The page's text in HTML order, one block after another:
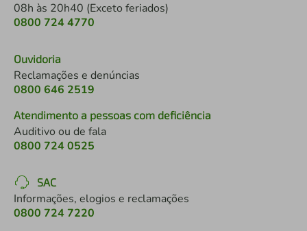
08h às 20h40 (Exceto feriados)
0800 724 4770
Ouvidoria
Reclamações e denúncias
0800 646 2519
Atendimento a pessoas com deficiência
Auditivo ou de fala
0800 724 0525
SAC
Informações, elogios e reclamações
0800 724 7220